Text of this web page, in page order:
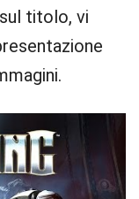
titolo, vi